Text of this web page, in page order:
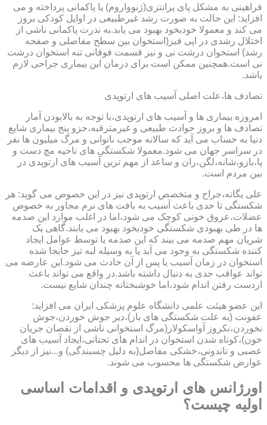
فراهینی به مشکل پای پرانتزی(ژنوواروم) یا پاکمانی پرداخته و می
افزاید: این حالت به صورت رشد غیرطبیعی در اوایل کودکی بروز
می کند و معمولا خودبخود بهبود می یابد.به ندرت پاکمانی ناشی از
اختلال رشدی در اپی فیز(استخوان بین سطح مفاصلی و صفحه
رشد) استخوان درشت نی و نیز قسمت فوقانی تنه استخوان درشت
نی است.همچنین ممکن است برای درمان این بیماری جراحی لازم
باشد.
تصادف ها،علت اصلی آسیب های ارتوپدی
امروزه بیماری ها و آسیب های ارتوپدی،با توجه به بالابودن آمار
تصادف ها و بروز حوادث طبیعی و غیرمترقبه،جزو پنج بیماری شایع
دنیا به حساب می آید که سالانه موجب ناتوانی و مرگ میلیون ها نفر
در سراسر جهان می شود.معمولا شکستگی های ناحیه مچ دست و
پا،بازو،شانه،لگن،ران و ساعد از مهم ترین آسیب های ارتوپدی در
بین مردم است.
علی یگانه،جراح و متخصص ارتوپدی نیز در این خصوص می گوید: هر
شکستگی تا حدی باعث آسیب به بافت های نرم مجاور به خصوص
عضلات،عروق خونی کوچک می شود،اما در اغلب موارد این صدمه
ها در طی بهبودی شکستگی خودبخود بهبود می یابند.گاهی یک
شریان مهم صدمه می بیند که این صدمه یا توسط عوامل ایجاد
کننده شکستگی به وجود می آید یا به وسیله لبه تیز جابجا شده
استخوان در زمان آسیب یا پس از آن حادث می شود.این عارضه می
تواند عواقب جدی به دنبال داشته باشد.در واقع می تواند باعث
ازدست رفتن اندام شود،اما خوشبختانه چندان شایع نیست.
این عضو هیئت علمی دانشگاه علوم پزشکی ایران می افزاید:
عفونت (به علت شکستگی های باز)،دیر جوش خوردن،جوش
نخوردن،نکروز آواسکولار(مرگ استخوانی ناشی از نقصان جریان
خون)،کوتاه شدن استخوان در اندام های تحتانی،ایجاد آسیب های
عصبی و تاندونی،خشکی مفاصل(به دلیل چسبندگی) و...نیز از دیگر
عوارض شکستگی ها محسوب می شوند.
اورژانس های ارتوپدی و اقدامات اساسی
اولیه چیست؟